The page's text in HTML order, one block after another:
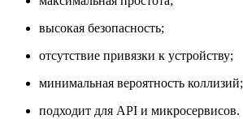
высокая безопасность;
отсутствие привязки к устройству;
минимальная вероятность коллизий;
подходит для API и микросервисов.